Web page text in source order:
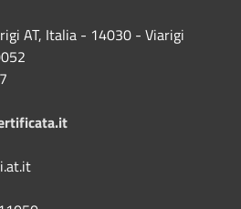
AT, Italia - 14030 - Viarigi